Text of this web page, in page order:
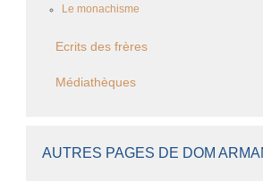
Le monachisme
Ecrits des frères
Médiathèques
AUTRES PAGES DE DOM